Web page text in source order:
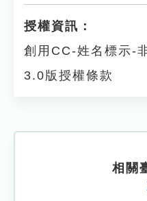
授權資訊：
創用CC-姓名標示-
3.0版授權條款
相關